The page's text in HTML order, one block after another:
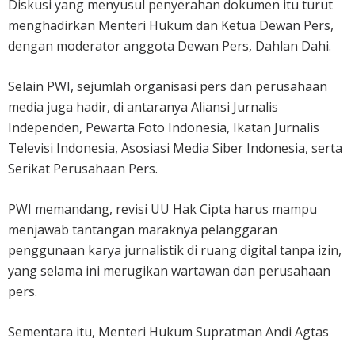
Diskusi yang menyusul penyerahan dokumen itu turut
menghadirkan Menteri Hukum dan Ketua Dewan Pers,
dengan moderator anggota Dewan Pers, Dahlan Dahi.
Selain PWI, sejumlah organisasi pers dan perusahaan
media juga hadir, di antaranya Aliansi Jurnalis
Independen, Pewarta Foto Indonesia, Ikatan Jurnalis
Televisi Indonesia, Asosiasi Media Siber Indonesia, serta
Serikat Perusahaan Pers.
PWI memandang, revisi UU Hak Cipta harus mampu
menjawab tantangan maraknya pelanggaran
penggunaan karya jurnalistik di ruang digital tanpa izin,
yang selama ini merugikan wartawan dan perusahaan
pers.
Sementara itu, Menteri Hukum Supratman Andi Agtas